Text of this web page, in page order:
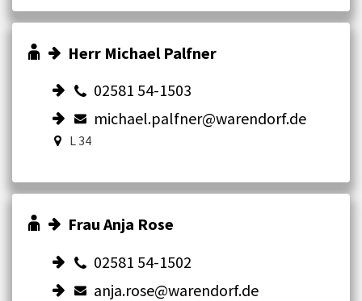
Herr Michael Palfner
02581 54-1503
michael.palfner@warendorf.de
L 34
Frau Anja Rose
02581 54-1502
anja.rose@warendorf.de